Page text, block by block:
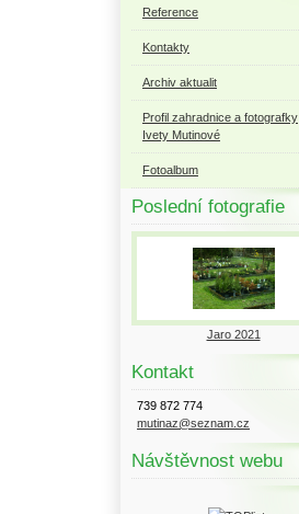
Reference
Kontakty
Archiv aktualit
Profil zahradnice a fotografky
Ivety Mutinové
Fotoalbum
Poslední fotografie
Jaro 2021
Kontakt
739 872 774
mutinaz@seznam.cz
Návštěvnost webu